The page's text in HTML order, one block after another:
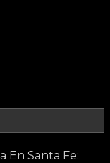
En Santa Fe: